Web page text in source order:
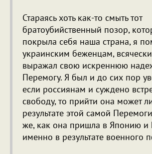
Стараясь хоть как-то смыть тот
братоубийственный позор,
покрыла себя наша страна, я
украинским беженцам,
выражал свою искреннюю
Перемогу. Я был и до сих пор
если россиянам и суждено
свободу, то прийти она может
результате этой самой
же, как она пришла в Японию и
именно в результате военного